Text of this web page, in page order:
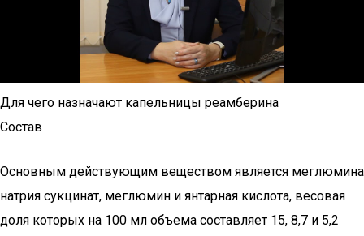
Для чего назначают капельницы реамберина
Состав
Основным действующим веществом является меглюмина
натрия сукцинат, меглюмин и янтарная кислота, весовая
доля которых на 100 мл объема составляет 15, 8,7 и 5,2